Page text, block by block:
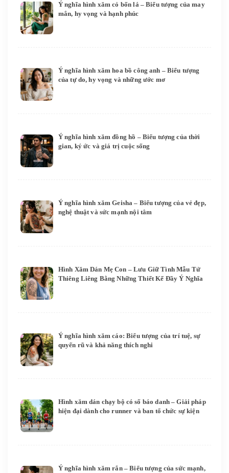
Ý nghĩa hình xăm cỏ bốn lá – Biểu tượng của may
mắn, hy vọng và hạnh phúc
Ý nghĩa hình xăm hoa bồ công anh – Biểu tượng
của tự do, hy vọng và những ước mơ
Ý nghĩa hình xăm đồng hồ – Biểu tượng của thời
gian, ký ức và giá trị cuộc sống
Ý nghĩa hình xăm Geisha – Biểu tượng của vẻ đẹp,
nghệ thuật và sức mạnh nội tâm
Hình Xăm Dán Mẹ Con – Lưu Giữ Tình Mẫu Tử
Thiêng Liêng Bằng Những Thiết Kế Đầy Ý Nghĩa
Ý nghĩa hình xăm cáo: Biểu tượng của trí tuệ, sự
quyến rũ và khả năng thích nghi
Hình xăm dán chạy bộ có số báo danh – Giải pháp
hiện đại dành cho runner và ban tổ chức sự kiện
Ý nghĩa hình xăm rắn – Biểu tượng của sức mạnh,